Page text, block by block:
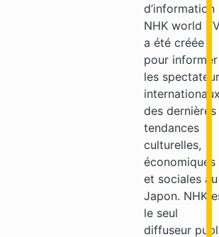
d’information
NHK world
a été créée
pour informer
les
des dernières
tendances
culturelles,
économiques
et sociales au
Japon. NHK
le seul
diffuseur